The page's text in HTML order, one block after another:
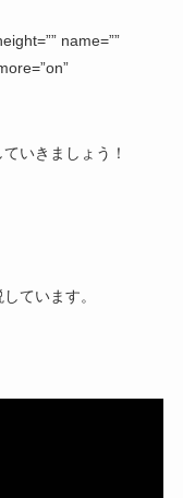
name=””
いきましょう！
ています。